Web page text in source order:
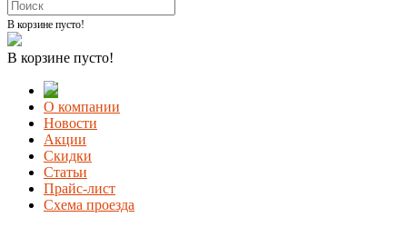
В корзине пусто!
В корзине пусто!
О компании
Новости
Акции
Скидки
Статьи
Прайс-лист
Схема проезда